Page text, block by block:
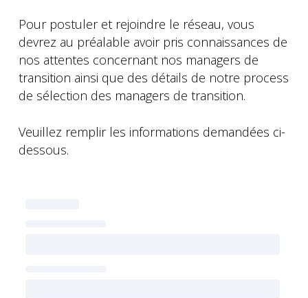
Pour postuler et rejoindre le réseau, vous
devrez au préalable avoir pris connaissances de
nos attentes concernant nos managers de
transition ainsi que des détails de notre process
de sélection des managers de transition.
Veuillez remplir les informations demandées ci-
dessous.